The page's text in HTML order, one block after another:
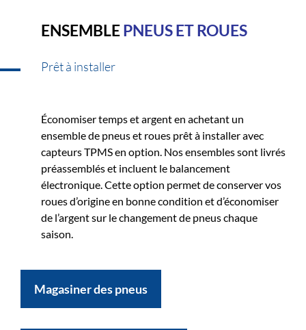
ENSEMBLEPNEUS ET ROUES
Prêt à installer
Économiser temps et argent en achetant un
ensemble de pneus et roues prêt à installer avec
capteurs TPMS en option. Nos ensembles sont livrés
préassemblés et incluent le balancement
électronique. Cette option permet de conserver vos
roues d’origine en bonne condition et d’économiser
de l’argent sur le changement de pneus chaque
saison.
Magasiner des pneus